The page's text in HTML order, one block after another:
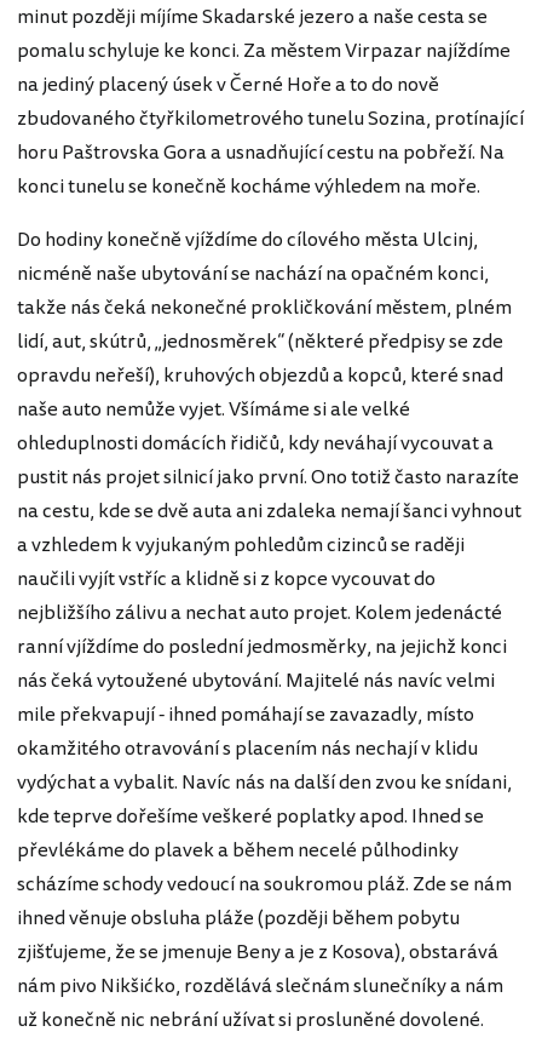
minut později míjíme Skadarské jezero a naše cesta se
pomalu schyluje ke konci. Za městem Virpazar najíždíme
na jediný placený úsek v Černé Hoře a to do nově
zbudovaného čtyřkilometrového tunelu Sozina, protínající
horu Paštrovska Gora a usnadňující cestu na pobřeží. Na
konci tunelu se konečně kocháme výhledem na moře.
Do hodiny konečně vjíždíme do cílového města Ulcinj,
nicméně naše ubytování se nachází na opačném konci,
takže nás čeká nekonečné prokličkování městem, plném
lidí, aut, skútrů, „jednosměrek“ (některé předpisy se zde
opravdu neřeší), kruhových objezdů a kopců, které snad
naše auto nemůže vyjet. Všímáme si ale velké
ohleduplnosti domácích řidičů, kdy neváhají vycouvat a
pustit nás projet silnicí jako první. Ono totiž často narazíte
na cestu, kde se dvě auta ani zdaleka nemají šanci vyhnout
a vzhledem k vyjukaným pohledům cizinců se raději
naučili vyjít vstříc a klidně si z kopce vycouvat do
nejbližšího zálivu a nechat auto projet. Kolem jedenácté
ranní vjíždíme do poslední jedmosměrky, na jejichž konci
nás čeká vytoužené ubytování. Majitelé nás navíc velmi
mile překvapují - ihned pomáhají se zavazadly, místo
okamžitého otravování s placením nás nechají v klidu
vydýchat a vybalit. Navíc nás na další den zvou ke snídani,
kde teprve dořešíme veškeré poplatky apod. Ihned se
převlékáme do plavek a během necelé půlhodinky
scházíme schody vedoucí na soukromou pláž. Zde se nám
ihned věnuje obsluha pláže (později během pobytu
zjišťujeme, že se jmenuje Beny a je z Kosova), obstarává
nám pivo Nikšićko, rozdělává slečnám slunečníky a nám
už konečně nic nebrání užívat si prosluněné dovolené.